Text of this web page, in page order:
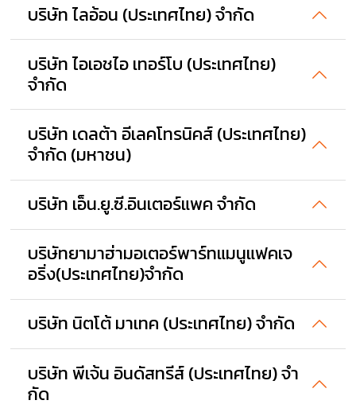
บริษัท ไลอ้อน (ประเทศไทย) จำกัด
บริษัท ไอเอชไอ เทอร์โบ (ประเทศไทย)
จำกัด
บริษัท เดลต้า อีเลคโทรนิคส์ (ประเทศไทย)
จำกัด (มหาชน)
บริษัท เอ็น.ยู.ซี.อินเตอร์แพค จำกัด
บริษัทยามาฮ่ามอเตอร์พาร์ทแมนูแฟคเจ
อริ่ง(ประเทศไทย)จำกัด
บริษัท นิตโต้ มาเทค (ประเทศไทย) จำกัด
บริษัท พีเจ้น อินดัสทรีส์ (ประเทศไทย) จํา
กัด